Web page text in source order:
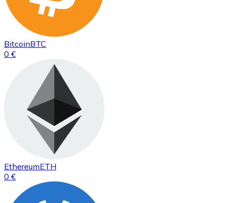
BitcoinBTC
0 €
EthereumETH
0 €